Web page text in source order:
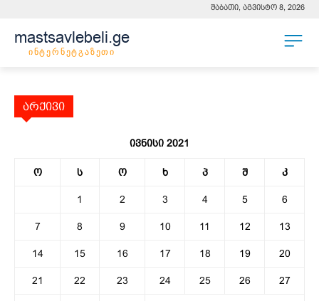
შაბათი, აგვისტო 8, 2026
mastsavlebeli.ge
ინტერნეტგაზეთი
არქივი
ივნისი 2021
ო ს ო ხ პ შ კ
1 2 3 4 5 6
7 8 9 10 11 12 13
14 15 16 17 18 19 20
21 22 23 24 25 26 27